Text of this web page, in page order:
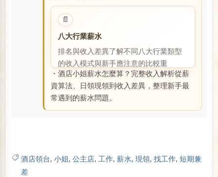
📄
八大行業薪水
排名與收入差異了解不同八大行業類型
的收入模式與新手應注意的比較重
點。・酒店工作安全嗎？新手注意事項
整理上班前需要確認的安全與工作制
度。
・酒店小姐薪水怎麼算？完整收入解析從薪
資算法、日領現領到收入差異，整理新手最
常遇到的薪水問題。
酒店領台, 小姐, 公主店, 工作, 薪水, 現領, 找工作, 短期兼
差